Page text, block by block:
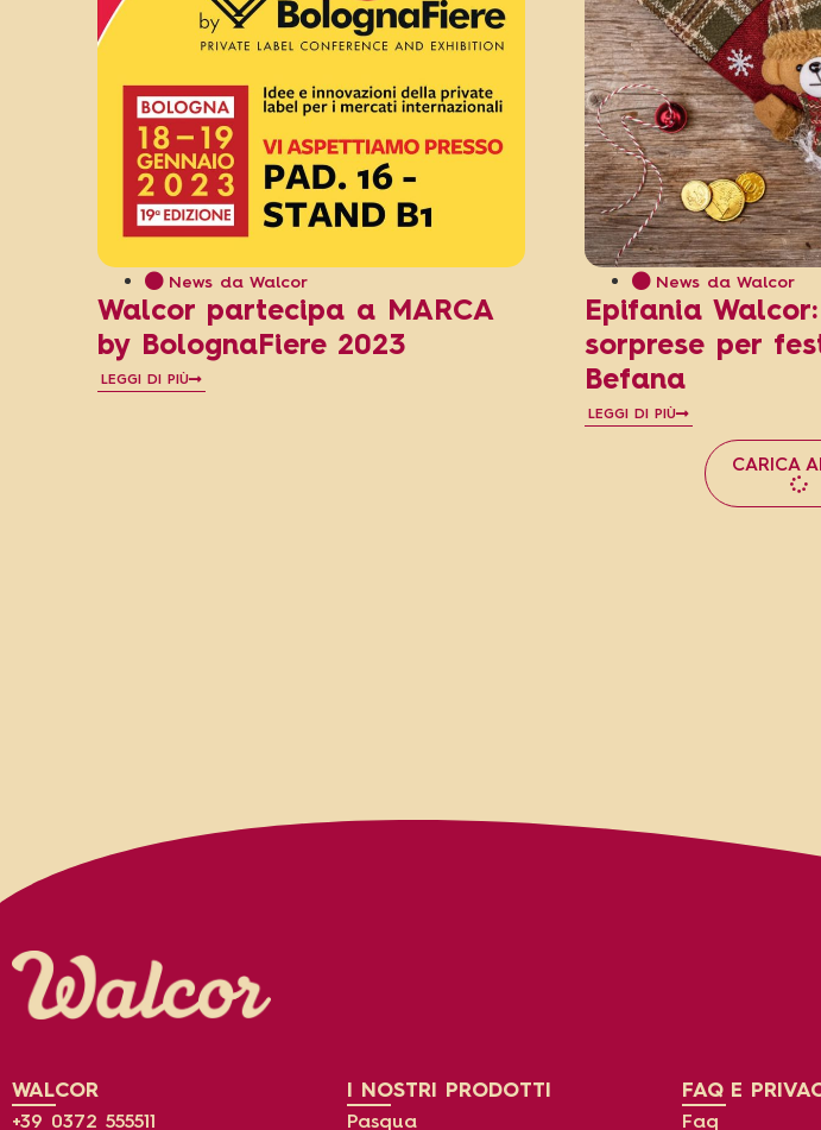
News da Walcor
Walcor partecipa a MARCA
by BolognaFiere 2023
LEGGI DI PIÙ
News da Walcor
Epifania
sorprese per
Befana
LEGGI DI PIÙ
CARICA
WALCOR
+39 0372 555511
I NOSTRI PRODOTTI
Pasqua
FAQ E
Faq